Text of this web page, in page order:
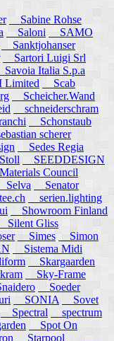
Sabine Rohse
Saloni
SAMO
Sanktjohanser
Sartori Luigi Srl
Savoia Italia S.p.a
Scab
Scheicher.Wand
schneiderschram
Schonstaub
scherer
Sedes Regia
SEEDDESIGN
Council
Selva
Senator
serien.lighting
Showroom Finland
Silent Gliss
Simes Simon
Sistema Midi
Skargaarden
Sky-Frame
Soeder
SONIA
Sovet
Spectral
spectrum
Spot On
Starpool